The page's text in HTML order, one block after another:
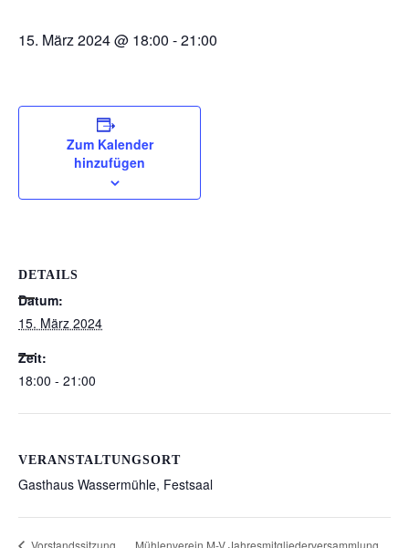
15. März 2024 @ 18:00 -21:00
Zum Kalender
hinzufügen
DETAILS
Datum:
15. März 2024
Zeit:
18:00 - 21:00
VERANSTALTUNGSORT
Gasthaus Wassermühle, Festsaal
Mühlenverein M-V Jahresmitgliederversammlung